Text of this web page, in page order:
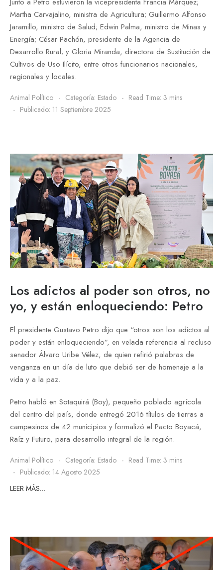
Martha Carvajalino, ministra de Agricultura; Guillermo Alfonso
Jaramillo, ministro de Salud; Edwin Palma, ministro de Minas y
Energía; César Pachón, presidente de la Agencia de
Desarrollo Rural; y Gloria Miranda, directora de Sustitución de
Cultivos de Uso Ilícito, entre otros funcionarios nacionales,
regionales y locales.
Animal Político Categoría: Estado
Read Time: 3 mins
Publicado: 11 Septiembre 2025
Los adictos al poder son otros, no
yo, y están enloqueciendo: Petro
El presidente Gustavo Petro dijo que “otros son los adictos al
poder y están enloqueciendo”, en velada referencia al recluso
senador Álvaro Uribe Vélez, de quien refirió palabras de
venganza en un día de luto que debió ser de homenaje a la
vida y a la paz.
Petro habló en Sotaquirá (Boy), pequeño poblado agrícola
del centro del país, donde entregó 2016 títulos de tierras a
campesinos de 42 municipios y formalizó el Pacto Boyacá,
Raíz y Futuro, para desarrollo integral de la región.
Animal Político Categoría: Estado
Read Time: 3 mins
Publicado: 14 Agosto 2025
LEER MÁS…